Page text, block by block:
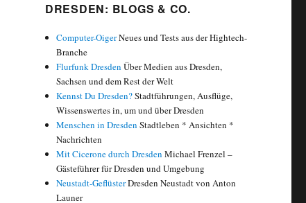
DRESDEN: BLOGS & CO.
Computer-OigerNeues und Tests aus der Hightech-
Branche
Flurfunk Dresden Über Medien aus Dresden,
Sachsen und dem Rest der Welt
Kennst Du Dresden?Stadtführungen, Ausflüge,
Wissenswertes in, um und über Dresden
Menschen in Dresden Stadtleben * Ansichten *
Nachrichten
Mit Cicerone durch Dresden Michael Frenzel –
Gästeführer für Dresden und Umgebung
Neustadt-GeflüsterDresden Neustadt von Anton
Launer